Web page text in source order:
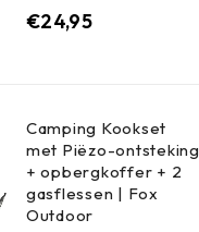
€24,95
Camping Kookset
met Piëzo-ontsteking
+ opbergkoffer + 2
gasflessen | Fox
Outdoor